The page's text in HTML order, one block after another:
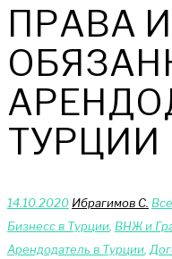
ПРАВА И
ТУРЦИИ
14.10.2020 Ибрагимов С.
Бизнесс в Турции ВНЖ и
Арендодатель в Турции